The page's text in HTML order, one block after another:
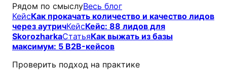
Рядом по смыслуВесь блог
КейсКак прокачать количество и качество лидов
через аутричКейсКейс: 88 лидов для
SkorozharkaСтатьяКак выжать из базы
максимум: 5 B2B-кейсов
Проверить подход на практике